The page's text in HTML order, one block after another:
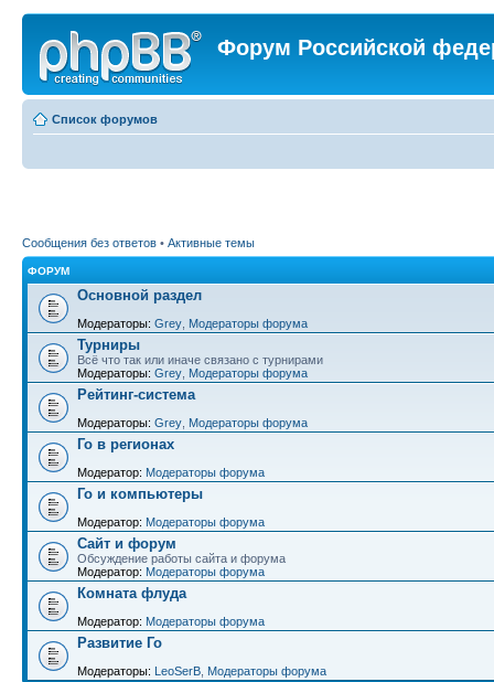
Форум Российской
Список форумов
Сообщения без ответов • Активные темы
ФОРУМ
Основной раздел
Модераторы: Grey Модераторы форума
Турниры
Всё что так или иначе связано с турнирами
Модераторы: Grey Модераторы форума
Рейтинг-система
Модераторы: Grey Модераторы форума
Го в регионах
Модератор: Модераторы форума
Го и компьютеры
Модератор: Модераторы форума
Сайт и форум
Обсуждение работы сайта и форума
Модератор: Модераторы форума
Комната флуда
Модератор: Модераторы форума
Развитие Го
Модераторы: LeoSerB Модераторы форума